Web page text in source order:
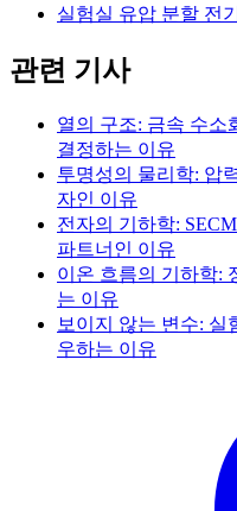
실험실 유압 분할 전
관련 기사
열의 구조: 금속 수소
결정하는 이유
투명성의 물리학: 압
자인 이유
전자의 기하학:
파트너인 이유
이온 흐름의 기하학:
는 이유
보이지 않는 변수:
우하는 이유